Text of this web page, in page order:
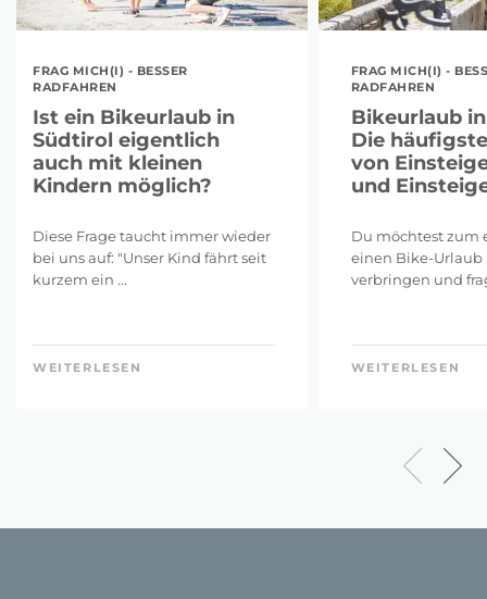
FRAG MICH(I) - BESSER
RADFAHREN
Ist ein Bikeurlaub in
Südtirol eigentlich
auch mit kleinen
Kindern möglich?
Diese Frage taucht immer wieder
bei uns auf: "Unser Kind fährt seit
kurzem ein ...
WEITERLESEN
FRAG MICH(I) -
RADFAHREN
Bikeurlaub
Die
von
und
Du möchtest zum
einen Bike-Urlaub
verbringen und
WEITERLESEN